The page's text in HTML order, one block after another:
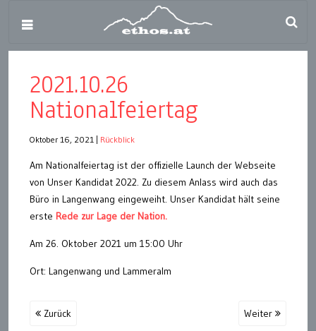
2021.10.26
Nationalfeiertag
Oktober 16, 2021 Rückblick
Am Nationalfeiertag ist der offizielle Launch der Webseite
von Unser Kandidat 2022. Zu diesem Anlass wird auch das
Büro in Langenwang eingeweiht. Unser Kandidat hält seine
erste Rede zur Lage der Nation.
Am 26. Oktober 2021 um 15:00 Uhr
Ort: Langenwang und Lammeralm
Zurück Weiter